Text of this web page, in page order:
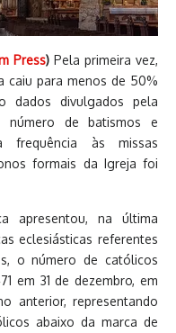
Press) Pela primeira vez,
caiu para menos de 50%
dados divulgados pela
número de batismos e
frequência às missas
formais da Igreja foi
apresentou, na última
eclesiásticas referentes
o número de católicos
em 31 de dezembro, em
anterior, representando
abaixo da marca de